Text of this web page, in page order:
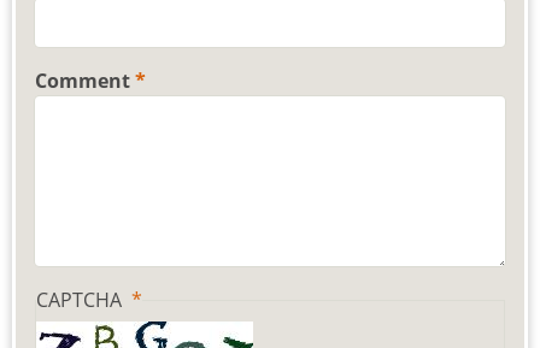
Comment
CAPTCHA